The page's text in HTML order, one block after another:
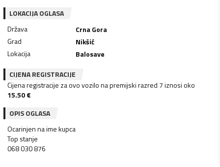
LOKACIJA OGLASA
Država
Crna Gora
Grad
Nikšić
Lokacija
Balosave
CIJENA REGISTRACIJE
Cijena registracije za ovo vozilo na premijski razred 7 iznosi oko
15.50€
OPIS OGLASA
Ocarinjen na ime kupca
Top stanje
068 030 876